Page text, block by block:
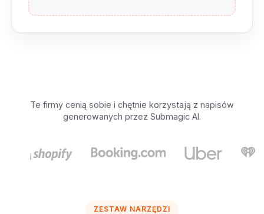
Te firmy cenią sobie i chętnie korzystają z napisów
generowanych przez Submagic AI.
ZESTAW NARZĘDZI